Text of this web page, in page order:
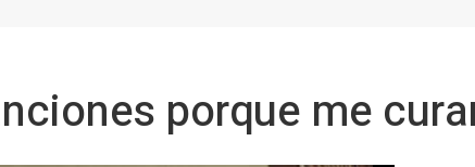
porque me